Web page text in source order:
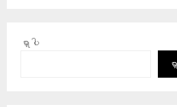
ရှာပါ